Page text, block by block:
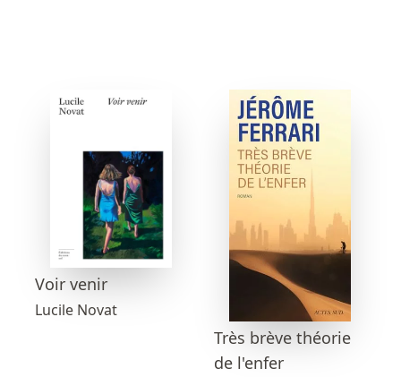
Voir venir
Lucile Novat
Très brève théorie
de l'enfer